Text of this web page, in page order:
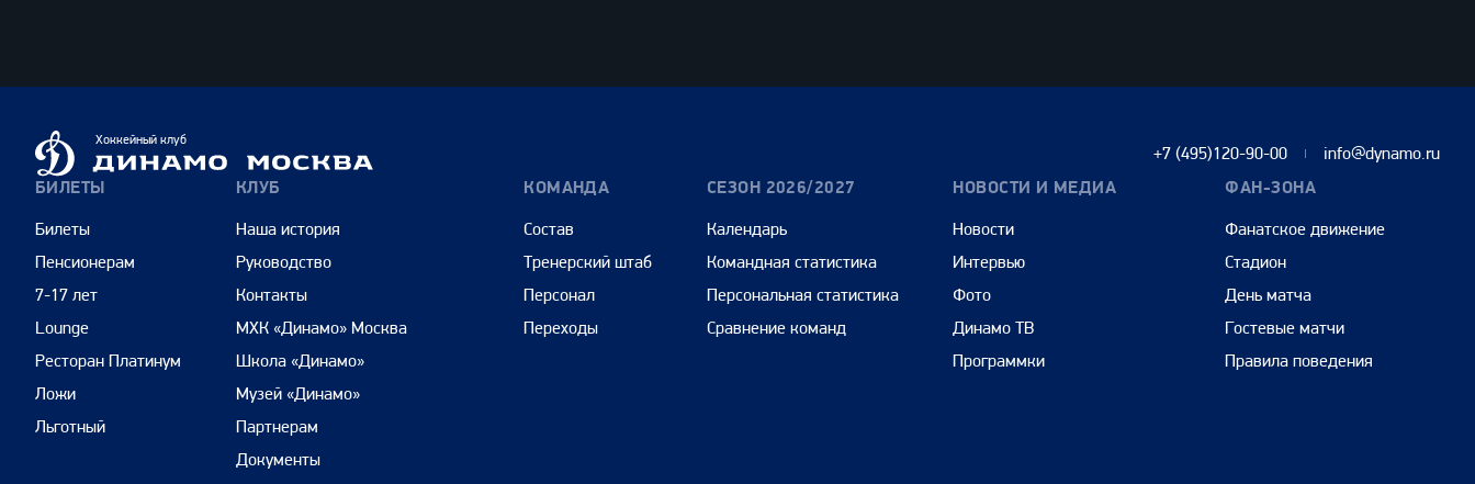
Динамо
Москва
Хоккейный клуб
+7 (495)120-90-00 info@dynamo.ru
БИЛЕТЫ
Билеты
Пенсионерам
7-17 лет
Lounge
Ресторан Платинум
Ложи
Льготный
КЛУБ
Наша история
Руководство
Контакты
МХК «Динамо» Москва
Школа «Динамо»
Музей «Динамо»
Партнерам
Документы
КОМАНДА
Состав
Тренерский штаб
Персонал
Переходы
СЕЗОН 2026/2027
Календарь
Командная статистика
Персональная статистика
Сравнение команд
НОВОСТИ И МЕДИА
Новости
Интервью
Фото
Динамо ТВ
Программки
ФАН-ЗОНА
Фанатское движение
Стадион
День матча
Гостевые матчи
Правила поведения